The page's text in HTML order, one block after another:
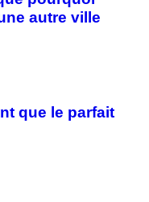
autre ville
que le parfait